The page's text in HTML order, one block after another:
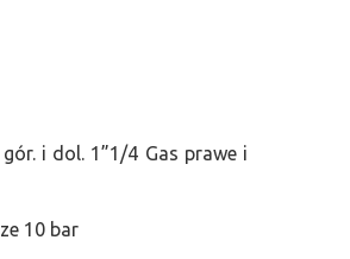
i dol. 1”1/4 Gas prawe i
10 bar